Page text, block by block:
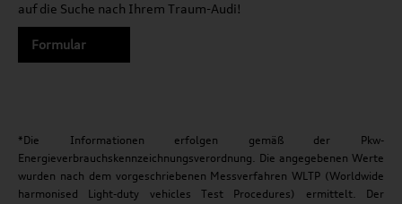
auf die Suche nach Ihrem Traum-Audi!
Formular
*Die Informationen erfolgen gemäß der Pkw-
Energieverbrauchskennzeichnungsverordnung. Die angegebenen Werte
wurden nach dem vorgeschriebenen Messverfahren WLTP (Worldwide
harmonised Light-duty vehicles Test Procedures) ermittelt. Der